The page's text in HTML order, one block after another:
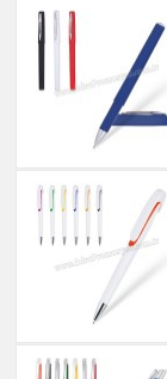
Seti
&
Not
Tutucu
promosyon
Bilgisayar
Aksesuarları
promosyon